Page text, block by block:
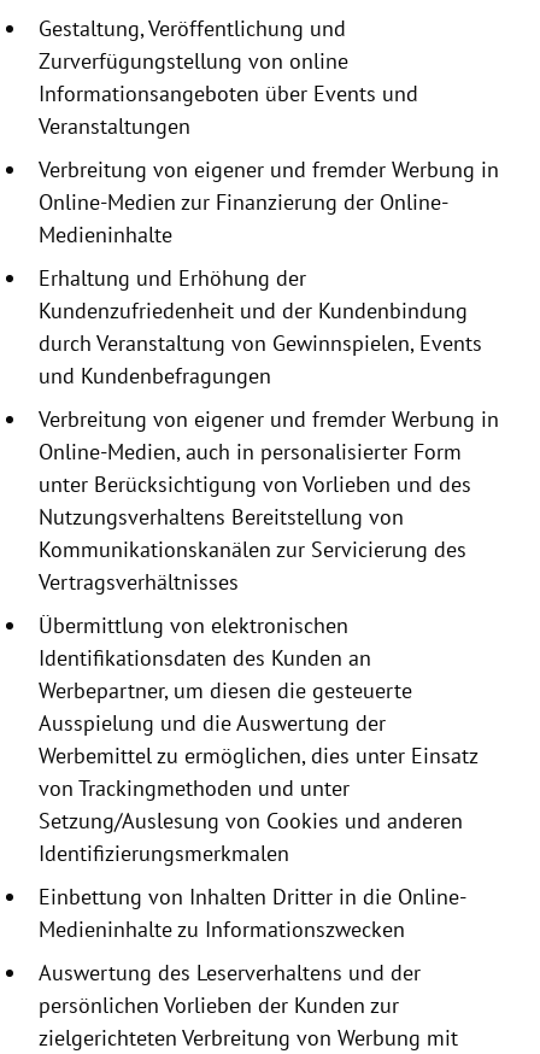
Gestaltung, Veröffentlichung und
Zurverfügungstellung von online
Informationsangeboten über Events und
Veranstaltungen
Verbreitung von eigener und fremder Werbung in
Online-Medien zur Finanzierung der Online-
Medieninhalte
Erhaltung und Erhöhung der
Kundenzufriedenheit und der Kundenbindung
durch Veranstaltung von Gewinnspielen, Events
und Kundenbefragungen
Verbreitung von eigener und fremder Werbung in
Online-Medien, auch in personalisierter Form
unter Berücksichtigung von Vorlieben und des
Nutzungsverhaltens Bereitstellung von
Kommunikationskanälen zur Servicierung des
Vertragsverhältnisses
Übermittlung von elektronischen
Identifikationsdaten des Kunden an
Werbepartner, um diesen die gesteuerte
Ausspielung und die Auswertung der
Werbemittel zu ermöglichen, dies unter Einsatz
von Trackingmethoden und unter
Setzung/Auslesung von Cookies und anderen
Identifizierungsmerkmalen
Einbettung von Inhalten Dritter in die Online-
Medieninhalte zu Informationszwecken
Auswertung des Leserverhaltens und der
persönlichen Vorlieben der Kunden zur
zielgerichteten Verbreitung von Werbung mit